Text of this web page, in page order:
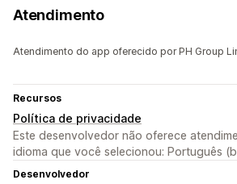
Atendimento
Atendimento do app oferecido por PH Group
Recursos
Política de privacidade
Este desenvolvedor não oferece
idioma que você selecionou: Português
Desenvolvedor